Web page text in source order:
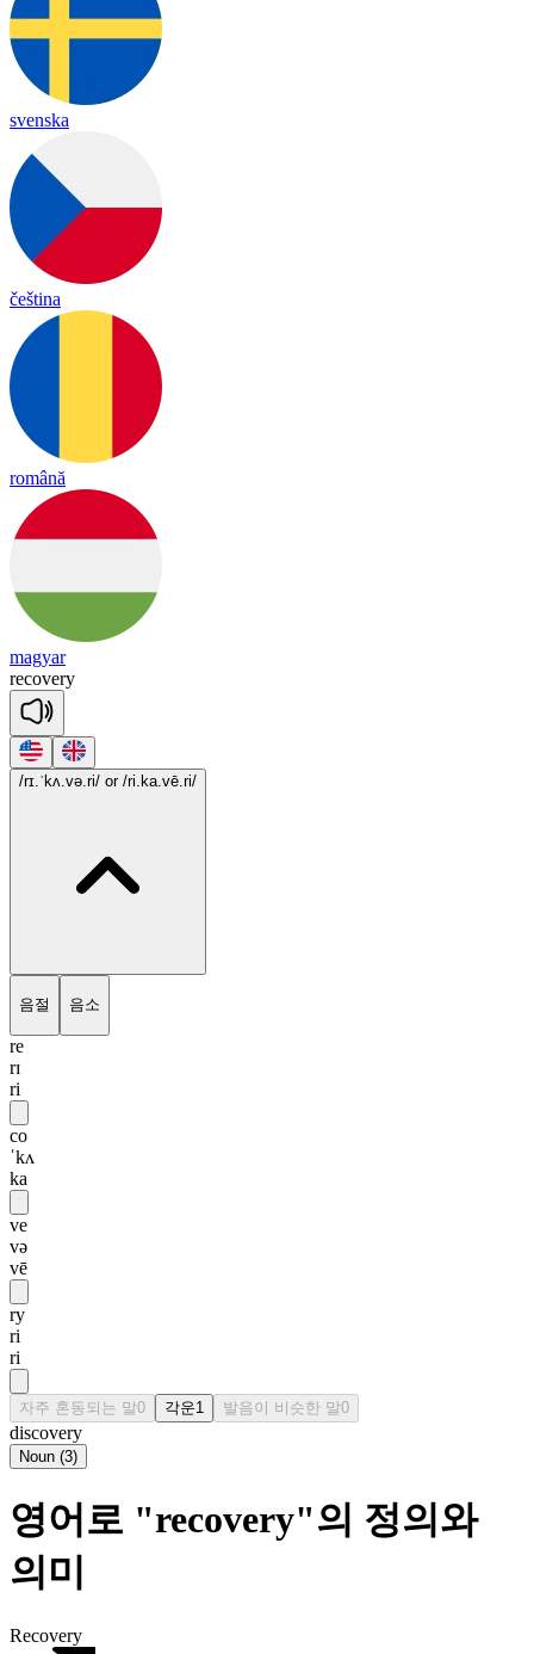
svenska
čeština
română
magyar
recovery
/rɪ.ˈkʌ.və.ri/ or /ri.ka.vē.ri/
음절 음소
re
rɪ
ri
co
ˈkʌ
ka
ve
və
vē
ry
ri
ri
자주 혼동되는 말0 각운1 발음이 비슷한 말0
discovery
Noun (3)
영어로 "recovery"의 정의와
의미
Recovery